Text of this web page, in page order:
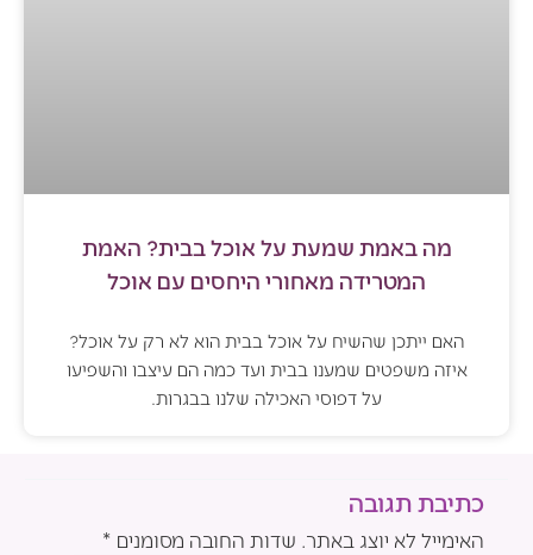
מה באמת שמעת על אוכל בבית? האמת
המטרידה מאחורי היחסים עם אוכל
האם ייתכן שהשיח על אוכל בבית הוא לא רק על אוכל?
איזה משפטים שמענו בבית ועד כמה הם עיצבו והשפיעו
על דפוסי האכילה שלנו בבגרות.
כתיבת תגובה
האימייל לא יוצג באתר. שדות החובה מסומנים *